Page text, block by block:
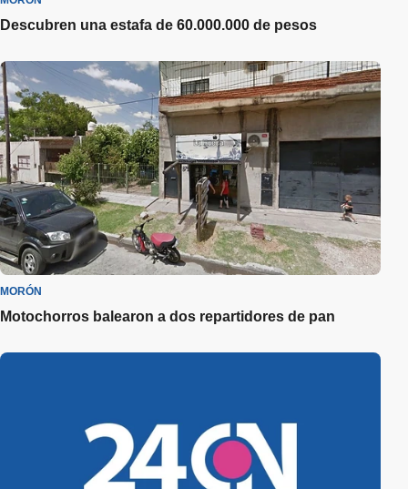
Descubren una estafa de 60.000.000 de pesos
MORÓN
Motochorros balearon a dos repartidores de pan